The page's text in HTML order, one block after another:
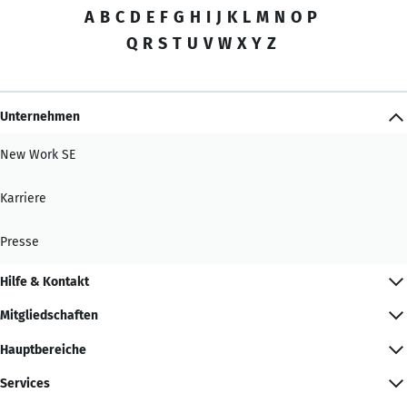
A B C D E F G H I J K L M N O P
Q R S T U V W X Y Z
Unternehmen
New Work SE
Karriere
Presse
Hilfe & Kontakt
Mitgliedschaften
Hauptbereiche
Services